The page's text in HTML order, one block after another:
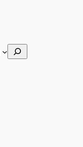
Buscar